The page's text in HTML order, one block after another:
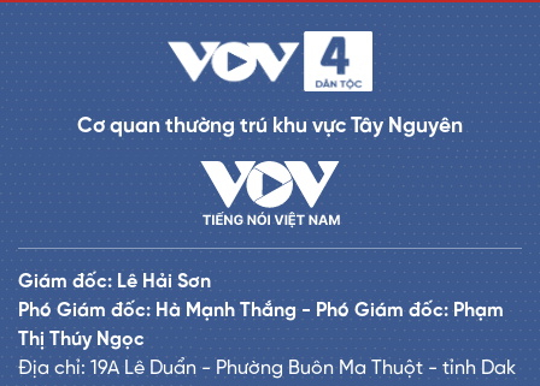
Cơ quan thường trú khu vực Tây Nguyên
Giám đốc: Lê Hải Sơn
Phó Giám đốc: Hà Mạnh Thắng - Phó Giám đốc: Phạm
Thị Thúy Ngọc
Địa chỉ: 19A Lê Duẩn - Phường Buôn Ma Thuột - tỉnh Dak